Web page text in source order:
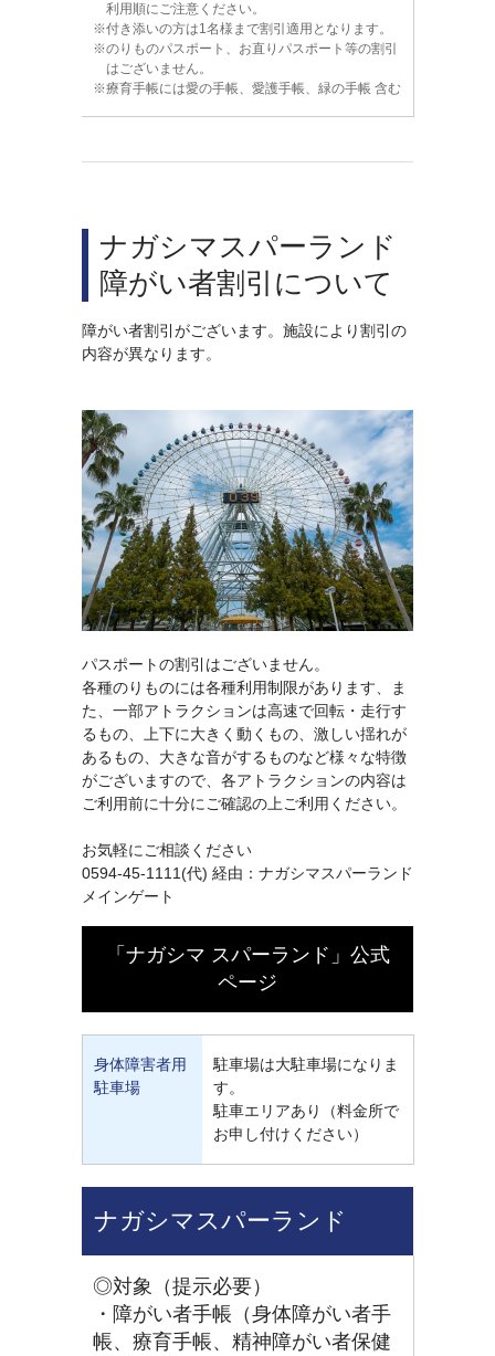
利用順にご注意ください。
付き添いの方は1名様まで割引適用となります。
のりものパスポート、お直りパスポート等の割引
はございません。
療育手帳には愛の手帳、愛護手帳、緑の手帳 含む
ナガシマスパーランド
障がい者割引について
障がい者割引がございます。施設により割引の
内容が異なります。
パスポートの割引はございません。
各種のりものには各種利用制限があります、ま
た、一部アトラクションは高速で回転・走行す
るもの、上下に大きく動くもの、激しい揺れが
あるもの、大きな音がするものなど様々な特徴
がございますので、各アトラクションの内容は
ご利用前に十分にご確認の上ご利用ください。
お気軽にご相談ください
0594-45-1111(代) 経由：ナガシマスパーランド
メインゲート
「ナガシマ スパーランド」公式
ページ
身体障害者用
駐車場
駐車場は大駐車場になりま
す。
駐車エリアあり（料金所で
お申し付けください）
ナガシマスパーランド
◎対象（提示必要）
・障がい者手帳（身体障がい者手
帳、療育手帳、精神障がい者保健